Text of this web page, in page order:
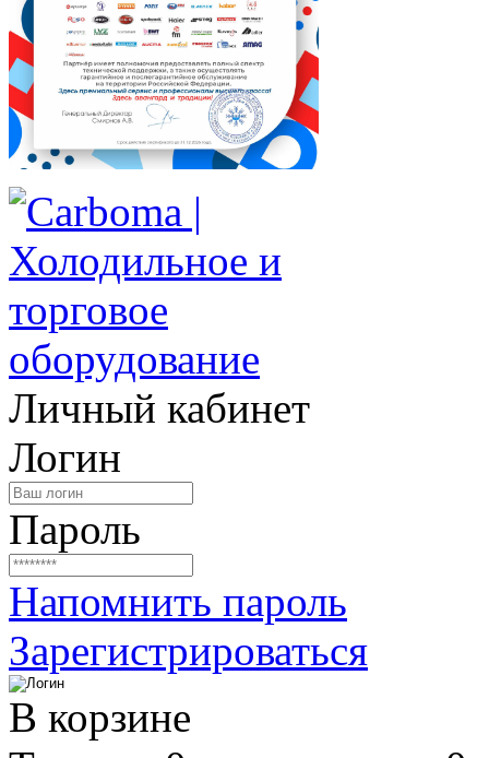
Личный кабинет
Логин
Пароль
Напомнить пароль
Зарегистрироваться
В корзине